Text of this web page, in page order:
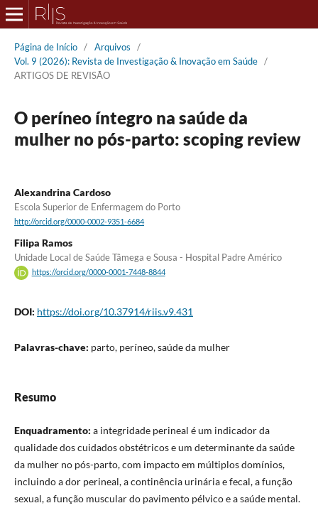
Página de Início / Arquivos
/
Vol. 9 (2026): Revista de Investigação & Inovação em Saúde /
ARTIGOS DE REVISÃO
O períneo íntegro na saúde da
mulher no pós-parto: scoping review
Alexandrina Cardoso
Escola Superior de Enfermagem do Porto
http://orcid.org/0000-0002-9351-6684
Filipa Ramos
Unidade Local de Saúde Tâmega e Sousa - Hospital Padre Américo
https://orcid.org/0000-0001-7448-8844
DOI: https://doi.org/10.37914/riis.v9.431
Palavras-chave: parto, períneo, saúde da mulher
Resumo
Enquadramento: a integridade perineal é um indicador da
qualidade dos cuidados obstétricos e um determinante da saúde
da mulher no pós-parto, com impacto em múltiplos domínios,
incluindo a dor perineal, a continência urinária e fecal, a função
sexual, a função muscular do pavimento pélvico e a saúde mental.